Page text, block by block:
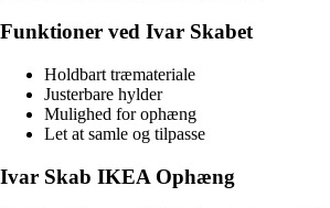
Funktioner ved Ivar Skabet
Holdbart træmateriale
Justerbare hylder
Mulighed for ophæng
Let at samle og tilpasse
Ivar Skab IKEA Ophæng